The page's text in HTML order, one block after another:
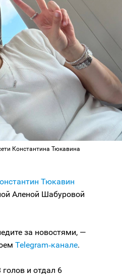
Константина Тюкавина
Тюкавин
Аленой Шабуровой
за новостями, —
Telegram‑канале.
и отдал 6